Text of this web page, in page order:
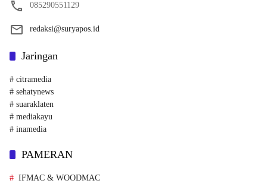
085290551129
redaksi@suryapos.id
Jaringan
# citramedia
# sehatynews
# suaraklaten
# mediakayu
# inamedia
PAMERAN
IFMAC & WOODMAC